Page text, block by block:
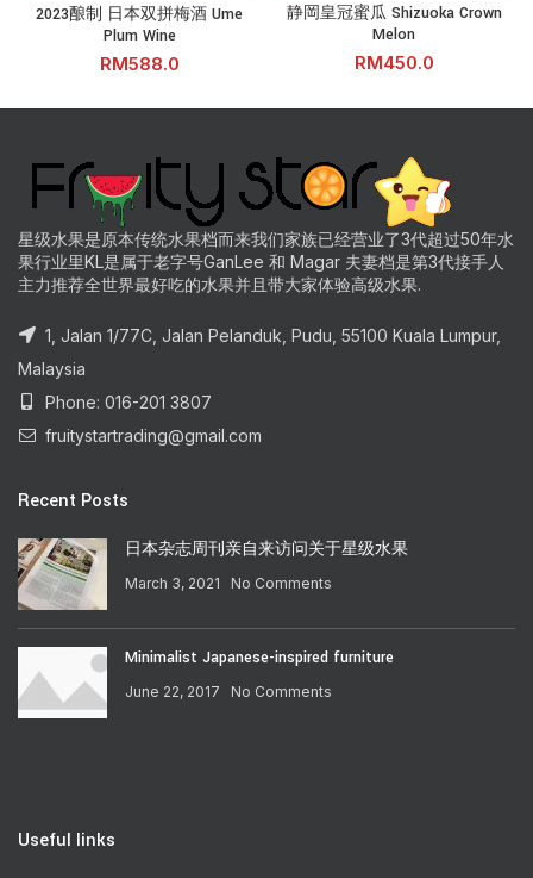
2023酿制 日本双拼梅酒 Ume
Plum Wine
RM
静岡皇冠蜜瓜 Shizuoka Crown
Melon
RM
星级水果是原本传统水果档而来我们家族已经营业了3代超过50年水
果行业里KL是属于老字号GanLee 和 Magar 夫妻档是第3代接手人
主力推荐全世界最好吃的水果并且带大家体验高级水果.
1, Jalan 1/77C, Jalan Pelanduk, Pudu, 55100 Kuala Lumpur,
Malaysia
Phone: 016-201 3807
fruitystartrading@gmail.com
Recent Posts
日本杂志周刊亲自来访问关于星级水果
March 3, 2021 No Comments
Minimalist Japanese-inspired furniture
June 22, 2017 No Comments
Useful links